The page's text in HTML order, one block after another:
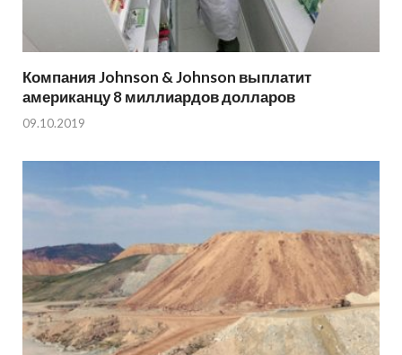
Компания Johnson & Johnson выплатит
американцу 8 миллиардов долларов
09.10.2019